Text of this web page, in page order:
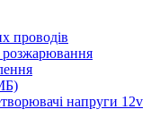
проводів
розжарювання
напруги 12v